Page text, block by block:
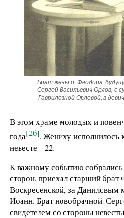
Брат жены о. Феодора,
Сергей Васильевич Орлов, с
Гавриловной Орловой, в
В этом храме молодых и
года[26]. Жениху исполнилось
невесте – 22.
К важному событию собрались
сторон, приехал старший брат
Воскресенской, за Даниловым
Иоанн. Брат новобрачной,
свидетелем со стороны